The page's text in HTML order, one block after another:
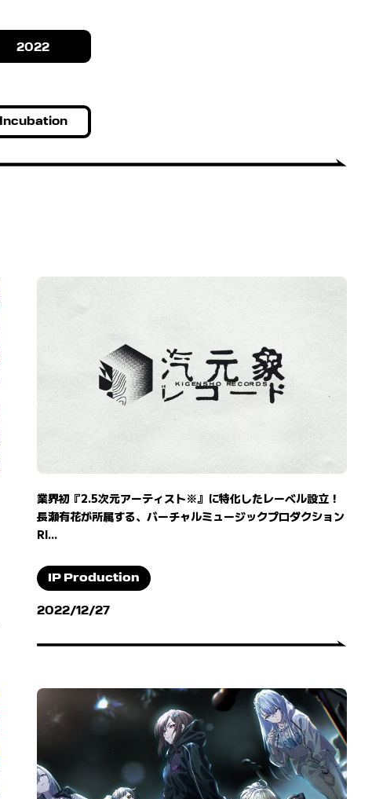
2022
Incubation
業界初『2.5次元アーティスト※』に特化したレーベル設立！
長瀬有花が所属する、バーチャルミュージックプロダクション
RI...
IP Production
2022/12/27